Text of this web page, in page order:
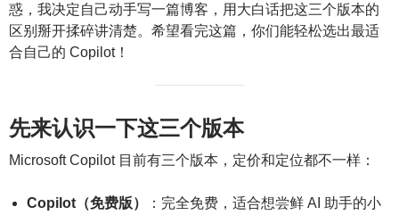
惑，我决定自己动手写一篇博客，用大白话把这三个版本的
区别掰开揉碎讲清楚。希望看完这篇，你们能轻松选出最适
合自己的 Copilot！
先来认识一下这三个版本
Microsoft Copilot 目前有三个版本，定价和定位都不一样：
Copilot（免费版）
：完全免费，适合想尝鲜 AI 助手的小